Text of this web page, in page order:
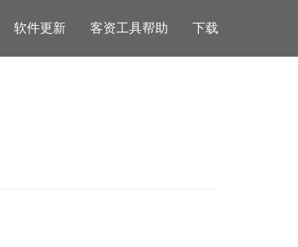
软件更新 客资工具帮助 下载